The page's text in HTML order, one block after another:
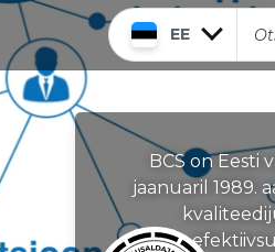
EE
BCS on Eesti
jaanuaril 1989.